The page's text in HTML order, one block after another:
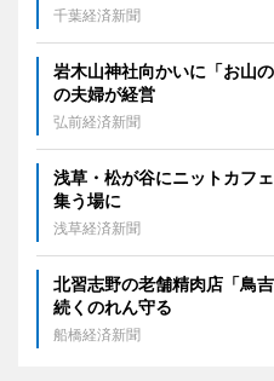
千葉経済新聞
岩木山神社向かいに「お山
の夫婦が経営
弘前経済新聞
浅草・松が谷にニットカ
集う場に
浅草経済新聞
北習志野の老舗精肉店「鳥
続くのれん守る
船橋経済新聞